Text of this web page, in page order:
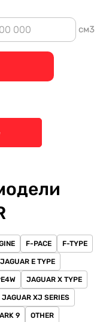
см3
F-PACE F-TYPE
JAGUAR E TYPE
JAGUAR X TYPE
JAGUAR XJ SERIES
9 OTHER